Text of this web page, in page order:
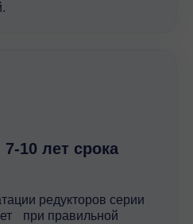
10 лет срока
редукторов серии
при правильной